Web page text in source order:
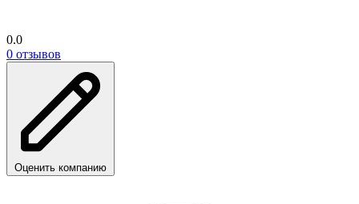
0.0
0 отзывов
Оценить компанию